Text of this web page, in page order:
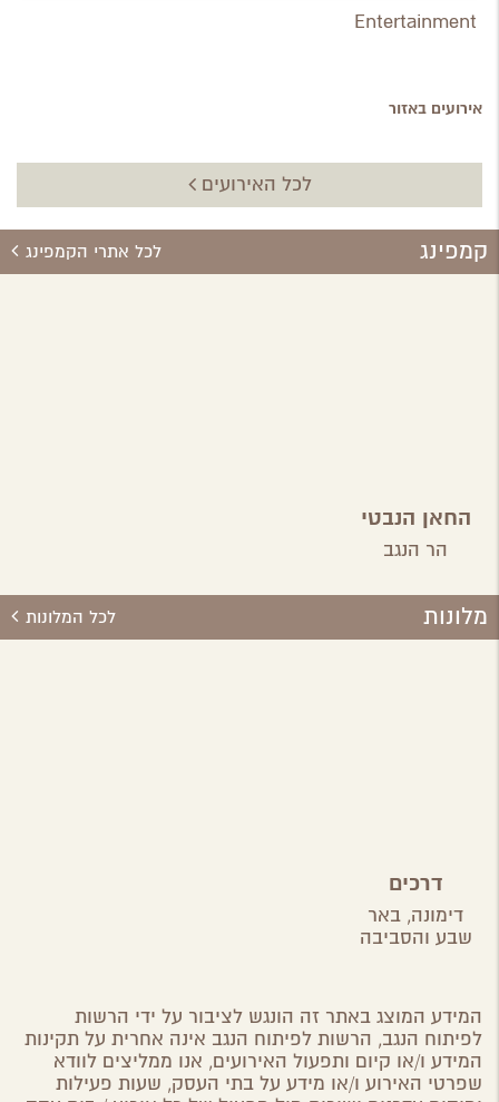
Entertainment
אירועים באזור
לכל האירועים
קמפינג לכל אתרי הקמפינג
החאן הנבטי
בגן לאומי
הר הנגב
מלונות לכל המלונות
דרכים
דימונה, באר
שבע והסביבה
המידע המוצג באתר זה הונגש לציבור על ידי הרשות
לפיתוח הנגב, הרשות לפיתוח הנגב אינה אחרית על תקינות
המידע ו/או קיום ותפעול האירועים, אנו ממליצים לוודא
שפרטי האירוע ו/או מידע על בתי העסק, שעות פעילות